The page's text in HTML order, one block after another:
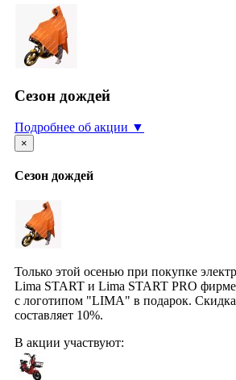
Cезон дождей
Подробнее об акции ▼
×
Cезон дождей
Только этой осенью при покупке
Lima START и Lima START PRO
с логотипом "LIMA" в подарок.
составляет 10%.
В акции участвуют: